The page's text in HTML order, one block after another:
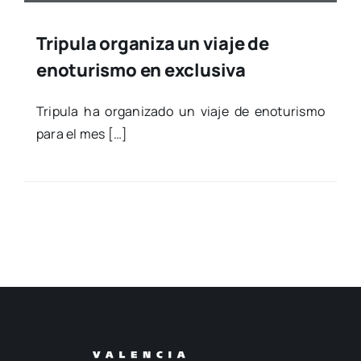
Tripula organiza un viaje de
enoturismo en exclusiva
Tri­pu­la ha orga­ni­za­do un via­je de enotu­ris­mo
para el mes […]